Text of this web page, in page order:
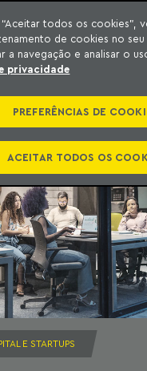
E STARTUPS
todos os cookies”,
de cookies no
a navegação e analisar o
privacidade
PREFERÊNCIAS DE
ACEITAR TODOS OS